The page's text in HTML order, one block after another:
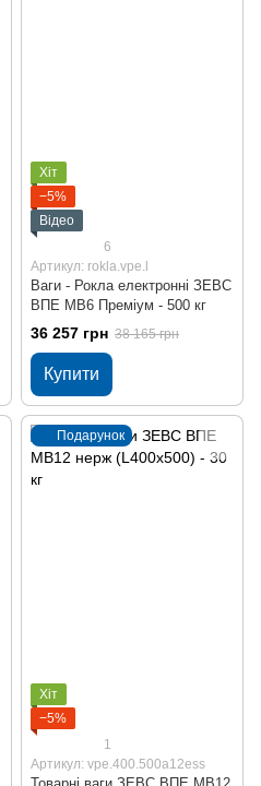
Хіт
−5%
Відео
6
Артикул: rokla.vpe.l
Ваги - Рокла електронні ЗЕВС
ВПЕ МВ6 Преміум - 500 кг
36 257 грн 38 165 грн
Купити
Подарунок
Хіт
−5%
1
Артикул: vpe.400.500a12ess